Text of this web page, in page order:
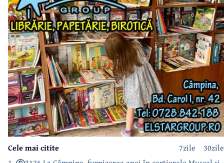
30zile
7zile
Cele mai citite